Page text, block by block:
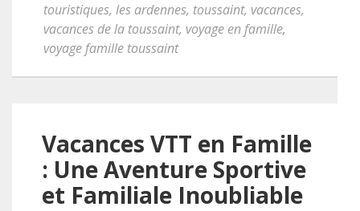
touristiques, les ardennes, toussaint, vacances,
vacances de la toussaint, voyage en famille,
voyage famille toussaint
Vacances VTT en Famille
: Une Aventure Sportive
et Familiale Inoubliable